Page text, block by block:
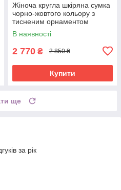
Жіноча кругла шкіряна сумка
чорно-жовтого кольору з
тисненим орнаментом
«Мандала», діаметр 22 см
В наявності
2 770 ₴ 2 850 ₴
Купити
ще
за рік